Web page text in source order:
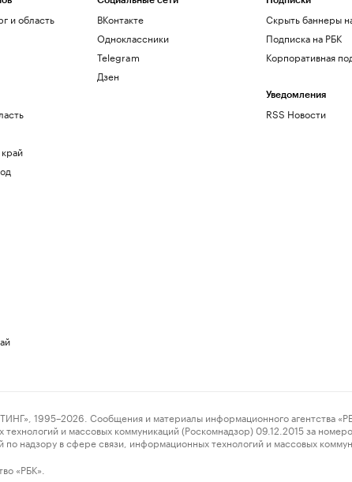
и область
ВКонтакте
Одноклассники
Telegram
Дзен
Скрыть баннеры
Подписка на РБК
Корпоративная
Уведомления
RSS Новости
Сообщения и материалы информационного агентства
и массовых коммуникаций (Роскомнадзор) 09.12.2015 за
надзору в сфере связи, информационных технологий и массовых
«РБК».